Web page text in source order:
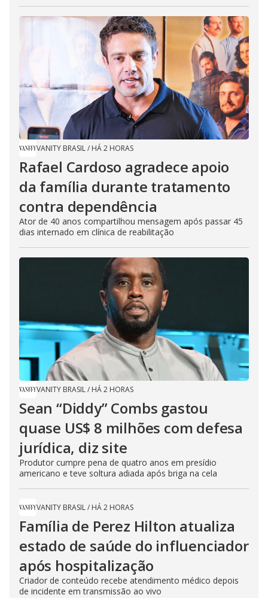
VANITY BRASIL/ HÁ 2 HORAS
Rafael Cardoso agradece apoio
da família durante tratamento
contra dependência
Ator de 40 anos compartilhou mensagem após passar 45
dias internado em clínica de reabilitação
VANITY BRASIL/ HÁ 2 HORAS
Sean “Diddy” Combs gastou
quase US$ 8 milhões com defesa
jurídica, diz site
Produtor cumpre pena de quatro anos em presídio
americano e teve soltura adiada após briga na cela
VANITY BRASIL/ HÁ 2 HORAS
Família de Perez Hilton atualiza
estado de saúde do influenciador
após hospitalização
Criador de conteúdo recebe atendimento médico depois
de incidente em transmissão ao vivo